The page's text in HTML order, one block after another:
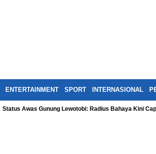
ENTERTAINMENT SPORT INTERNASIONAL
Status Awas Gunung Lewotobi: Radius Bahaya Kini